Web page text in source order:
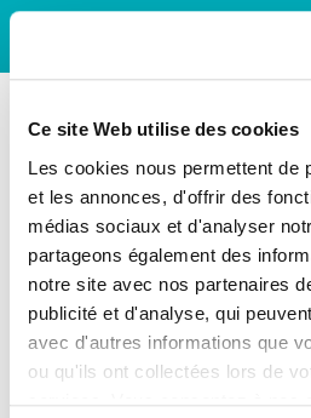
Ce site Web utilise des cookies
Les cookies nous permettent de
et les annonces, d'offrir des
médias sociaux et d'analyser
partageons également des
notre site avec nos partenaires
publicité et d'analyse, qui
avec d'autres informations que
ou qu'ils ont collectées lors de